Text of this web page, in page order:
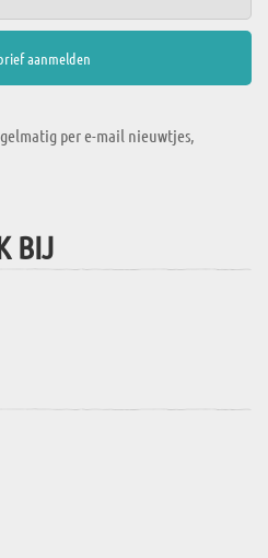
per e-mail nieuwtjes,
BIJ